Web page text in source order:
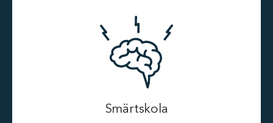
Smärtskola